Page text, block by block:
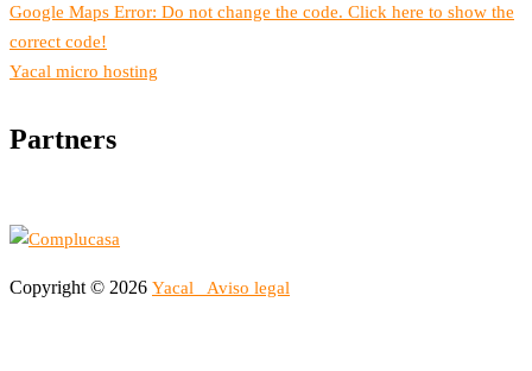
Google Maps Error: Do not change the code. Click here to show the
correct code!
Yacal micro hosting
Partners
Copyright © 2026 Yacal Aviso legal